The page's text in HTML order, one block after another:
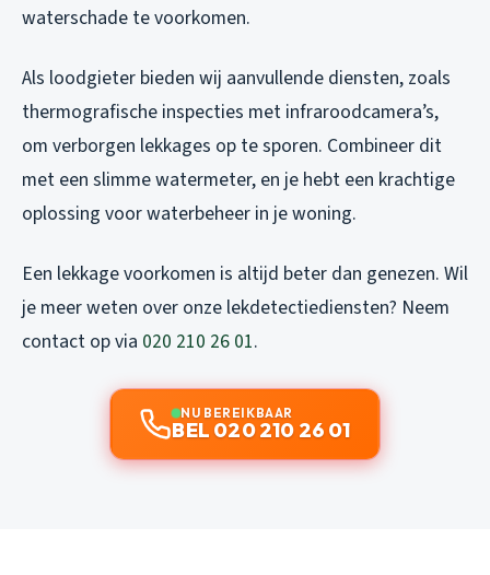
waterschade te voorkomen.
Als loodgieter bieden wij aanvullende diensten, zoals
thermografische inspecties met infraroodcamera’s,
om verborgen lekkages op te sporen. Combineer dit
met een slimme watermeter, en je hebt een krachtige
oplossing voor waterbeheer in je woning.
Een lekkage voorkomen is altijd beter dan genezen. Wil
je meer weten over onze lekdetectiediensten? Neem
contact op via 020 210 26 01.
NU BEREIKBAAR
BEL 020 210 26 01